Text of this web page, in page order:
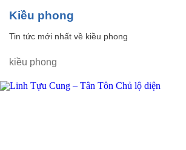
kiều phong
Tin tức mới nhất về kiều phong
kiều phong